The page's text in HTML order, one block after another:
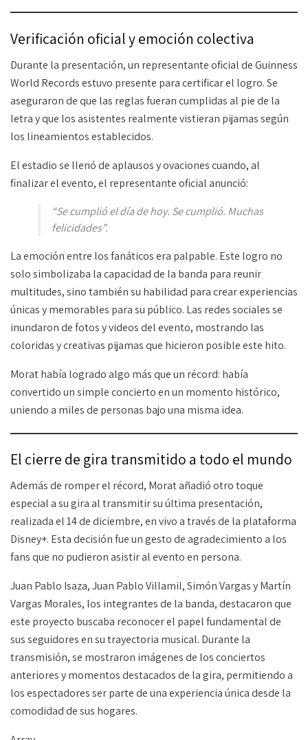
Verificación oficial y emoción colectiva
Durante la presentación, un representante oficial de Guinness
World Records estuvo presente para certificar el logro. Se
aseguraron de que las reglas fueran cumplidas al pie de la
letra y que los asistentes realmente vistieran pijamas según
los lineamientos establecidos.
El estadio se llenó de aplausos y ovaciones cuando, al
finalizar el evento, el representante oficial anunció:
“Se cumplió el día de hoy. Se cumplió. Muchas
felicidades”.
La emoción entre los fanáticos era palpable. Este logro no
solo simbolizaba la capacidad de la banda para reunir
multitudes, sino también su habilidad para crear experiencias
únicas y memorables para su público. Las redes sociales se
inundaron de fotos y videos del evento, mostrando las
coloridas y creativas pijamas que hicieron posible este hito.
Morat había logrado algo más que un récord: había
convertido un simple concierto en un momento histórico,
uniendo a miles de personas bajo una misma idea.
El cierre de gira transmitido a todo el mundo
Además de romper el récord, Morat añadió otro toque
especial a su gira al transmitir su última presentación,
realizada el 14 de diciembre, en vivo a través de la plataforma
Disney+. Esta decisión fue un gesto de agradecimiento a los
fans que no pudieron asistir al evento en persona.
Juan Pablo Isaza, Juan Pablo Villamil, Simón Vargas y Martín
Vargas Morales, los integrantes de la banda, destacaron que
este proyecto buscaba reconocer el papel fundamental de
sus seguidores en su trayectoria musical. Durante la
transmisión, se mostraron imágenes de los conciertos
anteriores y momentos destacados de la gira, permitiendo a
los espectadores ser parte de una experiencia única desde la
comodidad de sus hogares.